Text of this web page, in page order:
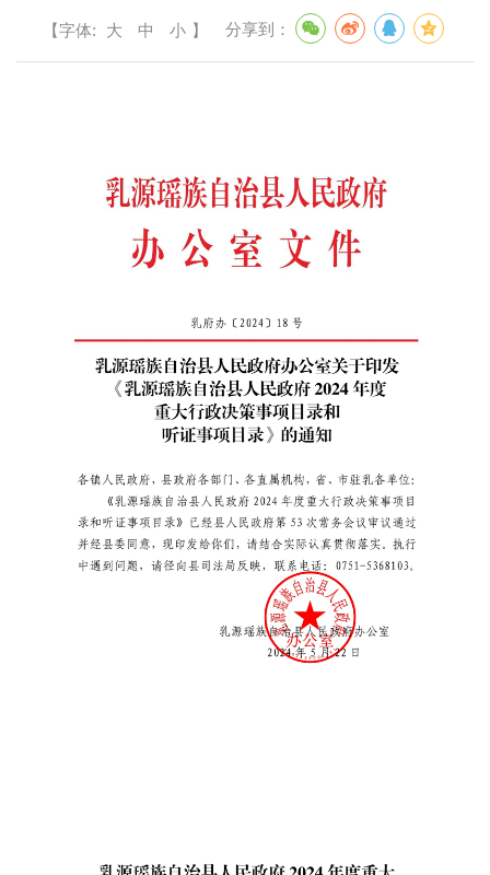
【字体: 大 中 小 】 分享到：